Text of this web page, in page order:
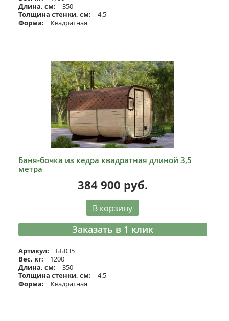
Длина, см:
350
Толщина стенки, см:
4.5
Форма:
Квадратная
Баня-бочка из кедра квадратная длиной 3,5
метра
384 900 руб.
В корзину
Заказать в 1 клик
Артикул:
ББ035
Вес, кг:
1200
Длина, см:
350
Толщина стенки, см:
4.5
Форма:
Квадратная